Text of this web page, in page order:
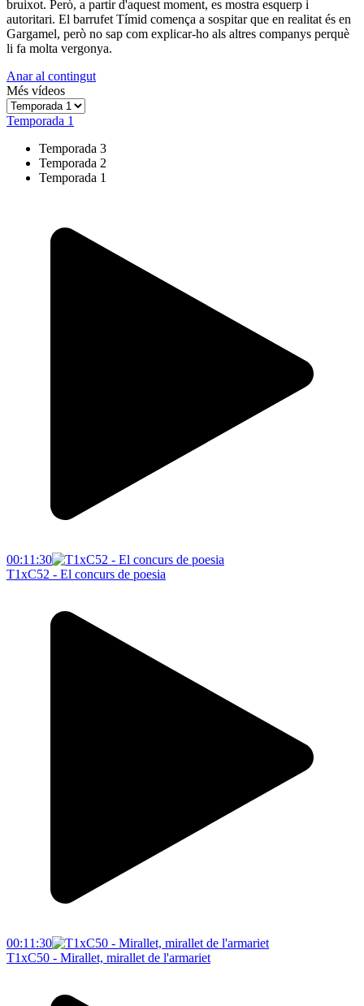
bruixot. Però, a partir d'aquest moment, es mostra esquerp i
autoritari. El barrufet Tímid comença a sospitar que en realitat és en
Gargamel, però no sap com explicar-ho als altres companys perquè
li fa molta vergonya.
Anar al contingut
Més vídeos
Temporada 1
Temporada 3
Temporada 2
Temporada 1
00:11:30
T1xC52 - El concurs de poesia
00:11:30
T1xC50 - Mirallet, mirallet de l'armariet